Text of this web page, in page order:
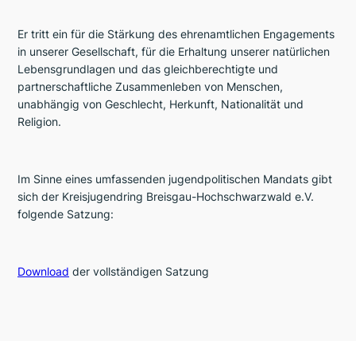
Er tritt ein für die Stärkung des ehrenamtlichen Engagements
in unserer Gesellschaft, für die Erhaltung unserer natürlichen
Lebensgrundlagen und das gleichberechtigte und
partnerschaftliche Zusammenleben von Menschen,
unabhängig von Geschlecht, Herkunft, Nationalität und
Religion.
Im Sinne eines umfassenden jugendpolitischen Mandats gibt
sich der Kreisjugendring Breisgau-Hochschwarzwald e.V.
folgende Satzung:
Download der vollständigen Satzung